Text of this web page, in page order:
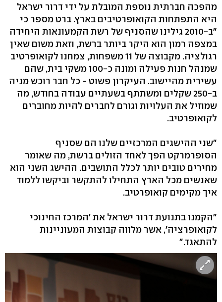
מהפכה חברתית נוספת המובלת על ידי דרור ישראל
היא התפתחות הקואופרטיבים בארץ. ברט מספר כי
"ב-2010 גילינו שהסניף של רשת הקמעונאות היחידה
במצפה רמון הוא היקר ביותר ברשת, וזאת משום שאין
רגולציה. מקבוצה של 11 משפחות, צמחנו לקואופרטיב
שמנהל חנות פעילה ומונה כ-100 משקי בית, שהם
עשירית מהיישוב. העיקרון פשוט - כל חבר רוכש מניה
ב-250 שקלים ומשתתף בשעתיים עבודה בחודש, מה
שמוזיל את העלויות וגורם לחברים להיות מחוברים
לקואופרטיב.
"שני ההישגים המרכזיים שלנו הם שסניף
הסופרמרקט הפך לאחד הזולים ברשת, מה שאומר
מחירים טובים יותר לכלל התושבים. ההישג השני הוא
שאנשים מכל הארץ התחילו להתקשר וביקשו ללמוד
איך מקימים קואופרטיב.
"הקמנו בתנועת דרור ישראל את 'המרכז החינוכי
לקואופרציה', אשר מלווה קבוצות המעוניינות
להתאגד."